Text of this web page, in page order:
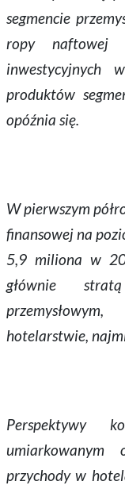
segmencie
ropy naftowej
inwestycyjnych
produktów
opóźnia się.
W pierwszym
finansowej na
5,9 miliona w
głównie
hotelarstwie,
Perspektywy
umiarkowanym
przychody w